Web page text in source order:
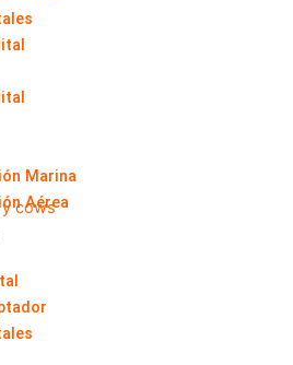
cows
Marina
Aérea